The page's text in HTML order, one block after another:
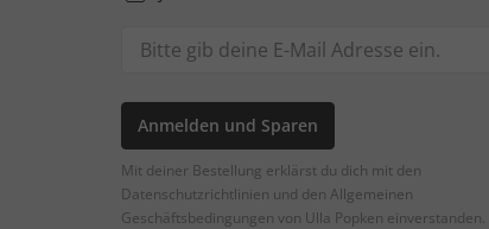
Anmelden und Sparen
Mit deiner Bestellung erklärst du dich mit den
Datenschutzrichtlinien und den Allgemeinen
Geschäftsbedingungen von Ulla Popken einverstanden.